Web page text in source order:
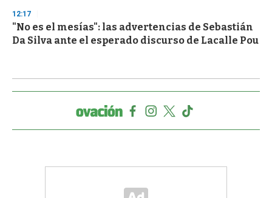
12:17
"No es el mesías": las advertencias de Sebastián
Da Silva ante el esperado discurso de Lacalle Pou